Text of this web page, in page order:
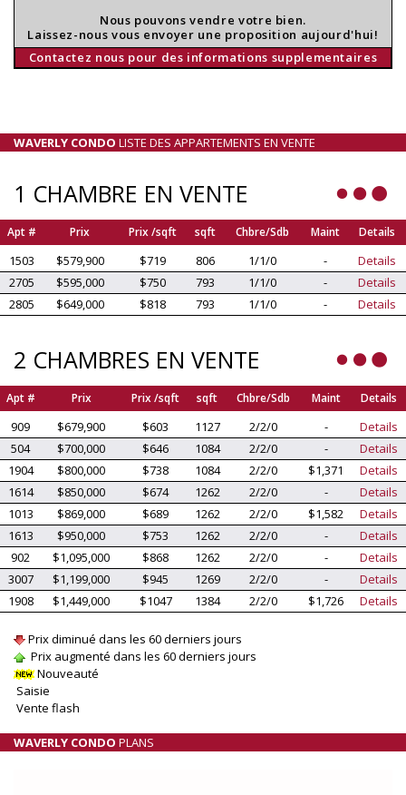
Nous pouvons vendre votre bien.
Laissez-nous vous envoyer une proposition aujourd'hui!
Contactez nous pour des informations supplementaires
WAVERLY CONDO LISTE DES APPARTEMENTS EN VENTE
1 CHAMBRE EN VENTE
Apt # Prix Prix /sqft sqft Chbre/Sdb Maint Details
1503 $579,900 $719 806 1/1/0 -
Details
2705
$595,000 $750 793 1/1/0 -
Details
2805
$649,000 $818 793 1/1/0 - Details
2 CHAMBRES EN VENTE
Apt # Prix Prix /sqft sqft Chbre/Sdb Maint Details
909 $679,900 $603 1127 2/2/0 -
Details
504
$700,000 $646 1084 2/2/0 -
Details
1904
$800,000 $738 1084 2/2/0 $1,371
Details
1614
$850,000 $674 1262 2/2/0 -
Details
1013
$869,000 $689 1262 2/2/0 $1,582
Details
1613
$950,000 $753 1262 2/2/0 -
Details
902
$1,095,000 $868 1262 2/2/0 -
Details
3007
$1,199,000 $945 1269 2/2/0 -
Details
1908
$1,449,000 $1047 1384 2/2/0 $1,726 Details
Prix diminué dans les 60 derniers jours
Prix augmenté dans les 60 derniers jours
Nouveauté
Saisie
Vente flash
WAVERLY CONDO PLANS